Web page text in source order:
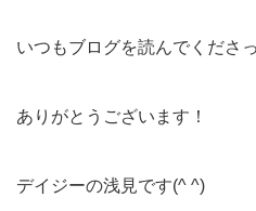
いつもブログを読んでくださ
ありがとうございます！
デイジーの浅見です(^ ^)